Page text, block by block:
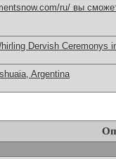
ru/ вы
Dervish Ceremonys
Argentina